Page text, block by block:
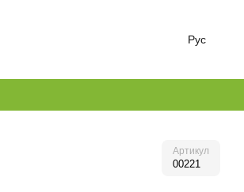
Рус
Артикул
00221